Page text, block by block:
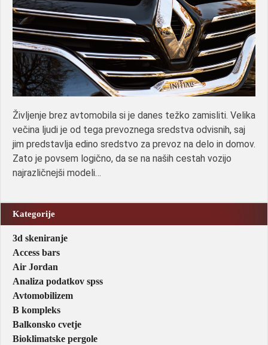
Življenje brez avtomobila si je danes težko zamisliti. Velika
večina ljudi je od tega prevoznega sredstva odvisnih, saj
jim predstavlja edino sredstvo za prevoz na delo in domov.
Zato je povsem logično, da se na naših cestah vozijo
najrazličnejši modeli…
Kategorije
3d skeniranje
Access bars
Air Jordan
Analiza podatkov spss
Avtomobilizem
B kompleks
Balkonsko cvetje
Bioklimatske pergole